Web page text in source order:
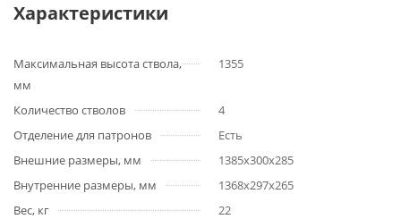
Характеристики
Максимальная высота ствола,
мм
1355
Количество стволов
4
Отделение для патронов
Есть
Внешние размеры, мм
1385х300х285
Внутренние размеры, мм
1368х297х265
Вес, кг
22